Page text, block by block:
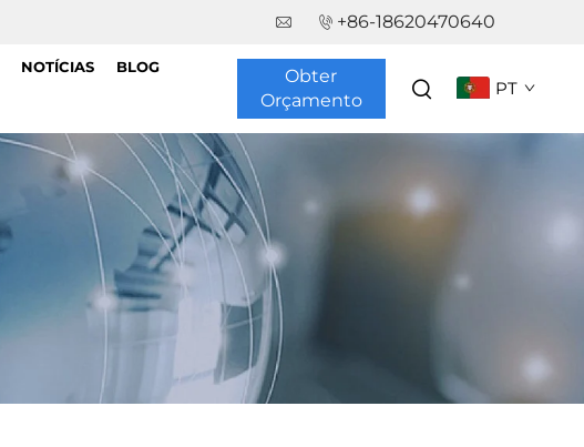
+86-18620470640
NOTÍCIAS BLOG
Obter
Orçamento
PT